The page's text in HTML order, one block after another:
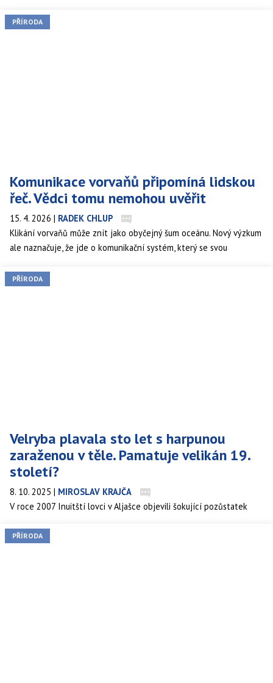
mysleli, že o zvířecím jazyce vědí.
PŘÍRODA
Komunikace vorvaňů připomíná lidskou
řeč. Vědci tomu nemohou uvěřit
15. 4. 2026 | RADEK CHLUP
Klikání vorvaňů může znít jako obyčejný šum oceánu. Nový výzkum
ale naznačuje, že jde o komunikační systém, který se svou
PŘÍRODA
Velryba plavala sto let s harpunou
zaraženou v těle. Pamatuje velikán 19.
století?
8. 10. 2025 | MIROSLAV KRAJČA
V roce 2007 Inuitští lovci v Aljašce objevili šokující pozůstatek
grónské (Balaena mysticetus). Tento nález poskytuje nevídaný
PŘÍRODA